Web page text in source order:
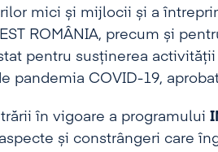
mici și mijlocii și a
ROMÂNIA, precum și
pentru susținerea
pandemia COVID-19,
în vigoare a programului
și constrângeri care